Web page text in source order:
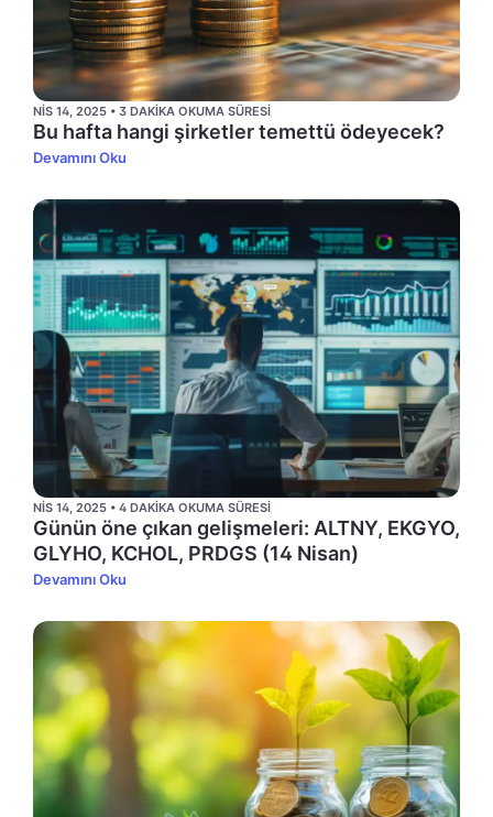
NIS 14, 2025 • 3 DAKIKA OKUMA SÜRESI
Bu hafta hangi şirketler temettü ödeyecek?
Devamını Oku
NIS 14, 2025 • 4 DAKIKA OKUMA SÜRESI
Günün öne çıkan gelişmeleri: ALTNY, EKGYO,
GLYHO, KCHOL, PRDGS (14 Nisan)
Devamını Oku